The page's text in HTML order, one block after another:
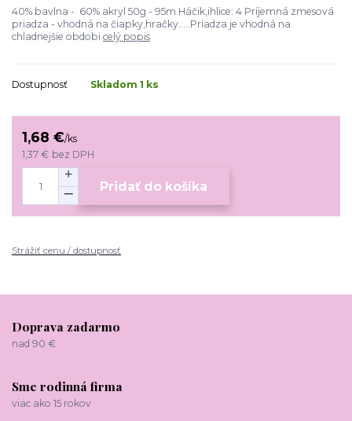
40% bavlna - 60% akryl 50g - 95m Háčik,ihlice: 4 Príjemná zmesová
priadza - vhodná na čiapky,hračky.....Priadza je vhodná na
chladnejšie obdobi celý popis
Dostupnosť Skladom 1 ks
1,68 €/ks
1,37 € bez DPH
Pridať do košíka
Strážiť cenu / dostupnosť
Doprava zadarmo
nad 90 €
Sme rodinná firma
viac ako 15 rokov